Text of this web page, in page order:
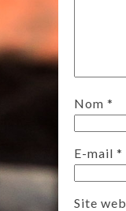
Nom *
E-mail *
Site web